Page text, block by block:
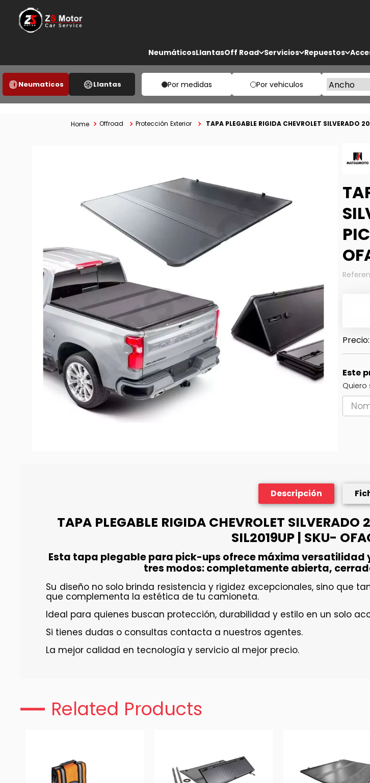
NeumáticosLlantasOff Road Servicios Repuestos
Neumaticos Llantas Por medidas Por vehiculos
Offroad Protección Exterior TAPA PLEGABLE RIGIDA CHEVROLET
Este
Descripción
TAPA PLEGABLE RIGIDA CHEVROLET
SIL2019UP | SKU-
Esta tapa plegable para pick-ups ofrece máxima
tres modos: completamente abierta,
Su diseño no solo brinda resistencia y rigidez excepcionales, sino que
que complementa la estética de tu camioneta.
Ideal para quienes buscan protección, durabilidad y estilo en un solo
Si tienes dudas o consultas contacta a nuestros agentes.
La mejor calidad en tecnología y servicio al mejor precio.
Related Products
3.
235